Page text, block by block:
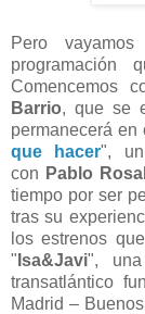
Pero
programación
Comencemos
Barrio, que se
permanecerá en
que hacer",
con Pablo Rosal
tiempo por ser
tras su
los estrenos
" Isa&Javi",
transatlántico
Madrid –